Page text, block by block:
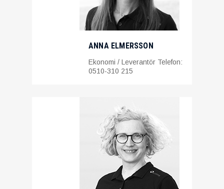
ANNA ELMERSSON
Ekonomi / Leverantör Telefon:
0510-310 215